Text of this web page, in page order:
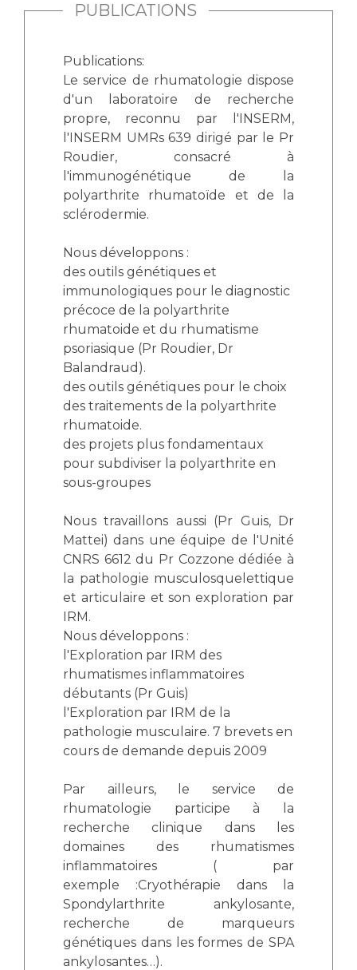
PUBLICATIONS
Publications:
Le service de rhumatologie dispose
d'un laboratoire de recherche
propre, reconnu par l'INSERM,
l'INSERM UMRs 639 dirigé par le Pr
Roudier, consacré à
l'immunogénétique de la
polyarthrite rhumatoïde et de la
sclérodermie.
Nous développons :
des outils génétiques et
immunologiques pour le diagnostic
précoce de la polyarthrite
rhumatoide et du rhumatisme
psoriasique (Pr Roudier, Dr
Balandraud).
des outils génétiques pour le choix
des traitements de la polyarthrite
rhumatoide.
des projets plus fondamentaux
pour subdiviser la polyarthrite en
sous-groupes
Nous travaillons aussi (Pr Guis, Dr
Mattei) dans une équipe de l'Unité
CNRS 6612 du Pr Cozzone dédiée à
la pathologie musculosquelettique
et articulaire et son exploration par
IRM.
Nous développons :
l'Exploration par IRM des
rhumatismes inflammatoires
débutants (Pr Guis)
l'Exploration par IRM de la
pathologie musculaire. 7 brevets en
cours de demande depuis 2009
Par ailleurs, le service de
rhumatologie participe à la
recherche clinique dans les
domaines des rhumatismes
inflammatoires ( par
exemple :Cryothérapie dans la
Spondylarthrite ankylosante,
recherche de marqueurs
génétiques dans les formes de SPA
ankylosantes…).